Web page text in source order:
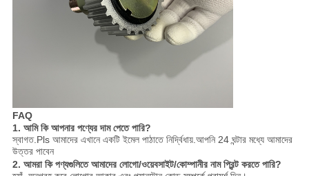
FAQ
1. আমি কি আপনার পণ্যের দাম পেতে পারি?
স্বাগত.Pls আমাদের এখানে একটি ইমেল পাঠাতে নির্দ্বিধায়.আপনি 24 ঘন্টার মধ্যে আমাদের
উত্তর পাবেন
2. আমরা কি পণ্যগুলিতে আমাদের লোগো/ওয়েবসাইট/কোম্পানীর নাম প্রিন্ট করতে পারি?